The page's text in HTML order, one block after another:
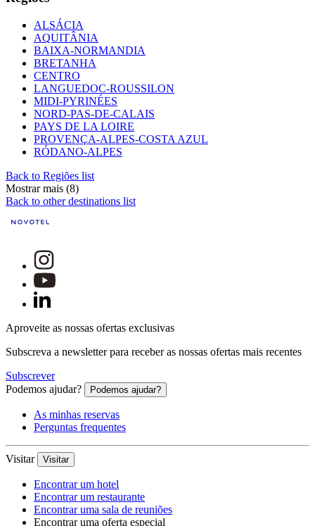
ALSÁCIA
AQUITÂNIA
BAIXA-NORMANDIA
BRETANHA
CENTRO
LANGUEDOC-ROUSSILON
MIDI-PYRINÉES
NORD-PAS-DE-CALAIS
PAYS DE LA LOIRE
PROVENÇA-ALPES-COSTA AZUL
RÓDANO-ALPES
Back to Regiões list
Mostrar mais (8)
Back to other destinations list
Aproveite as nossas ofertas exclusivas
Subscreva a newsletter para receber as nossas ofertas mais recentes
Subscrever
Podemos ajudar?
Podemos ajudar?
As minhas reservas
Perguntas frequentes
Visitar Visitar
Encontrar um hotel
Encontrar um restaurante
Encontrar uma sala de reuniões
Encontrar uma oferta especial